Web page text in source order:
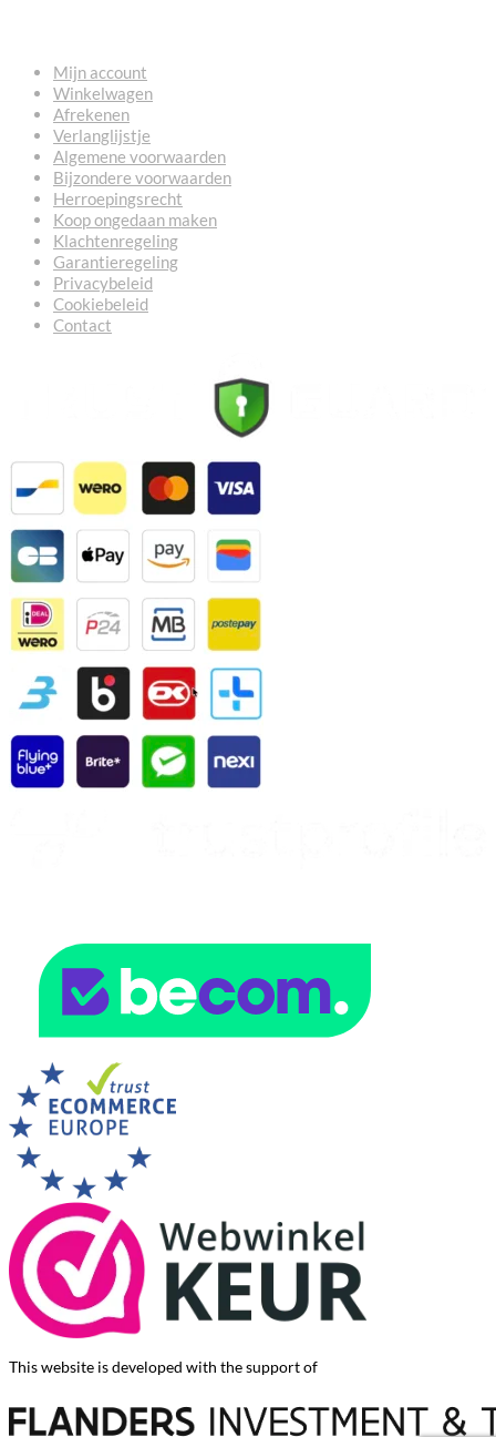
Mijn account
Winkelwagen
Afrekenen
Verlanglijstje
Algemene voorwaarden
Bijzondere voorwaarden
Herroepingsrecht
Koop ongedaan maken
Klachtenregeling
Garantieregeling
Privacybeleid
Cookiebeleid
Contact
This website is developed with the support of